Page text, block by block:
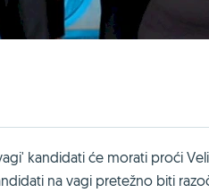
kandidati će morati proći
na vagi pretežno biti